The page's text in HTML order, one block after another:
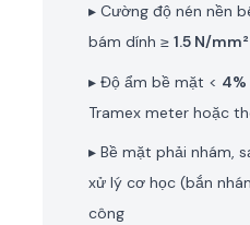
▸ Cường độ nén nền
bám dính ≥1.5 N/mm²
▸ Độ ẩm bề mặt < 4%
Tramex meter hoặc
▸ Bề mặt phải nhám,
xử lý cơ học (bắn
công